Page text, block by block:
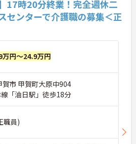
17時20分終業！完全週休二
センターで介護職の募集＜正
万円～24.9万円
賀市 甲賀町大原中904
線「油日駅」徒歩18分
職員)